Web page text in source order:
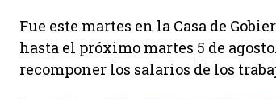
Fue este martes en la Casa de
hasta el próximo martes 5 de
recomponer los salarios de los